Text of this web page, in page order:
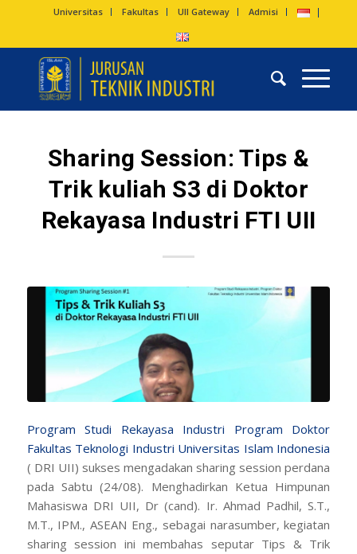
Universitas Fakultas UII Gateway Admisi
Sharing Session: Tips &
Trik kuliah S3 di Doktor
Rekayasa Industri FTI UII
Program Studi Rekayasa Industri Program Doktor
Fakultas Teknologi Industri Universitas Islam Indonesia
( DRI UII) sukses mengadakan sharing session perdana
pada Sabtu (24/08). Menghadirkan Ketua Himpunan
Mahasiswa DRI UII, Dr (cand). Ir. Ahmad Padhil, S.T.,
M.T., IPM., ASEAN Eng., sebagai narasumber, kegiatan
sharing session ini membahas seputar Tips & Trik